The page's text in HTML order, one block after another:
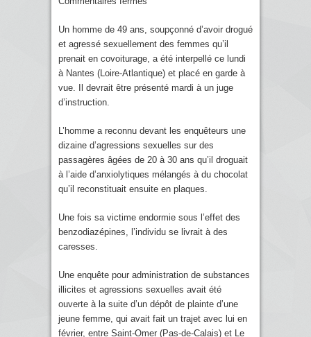
Un homme de 49 ans, soupçonné d’avoir drogué
et agressé sexuellement des femmes qu’il
prenait en covoiturage, a été interpellé ce lundi
à Nantes (Loire-Atlantique) et placé en garde à
vue. Il devrait être présenté mardi à un juge
d’instruction.
L’homme a reconnu devant les enquêteurs une
dizaine d’agressions sexuelles sur des
passagères âgées de 20 à 30 ans qu’il droguait
à l’aide d’anxiolytiques mélangés à du chocolat
qu’il reconstituait ensuite en plaques.
Une fois sa victime endormie sous l’effet des
benzodiazépines, l’individu se livrait à des
caresses.
Une enquête pour administration de substances
illicites et agressions sexuelles avait été
ouverte à la suite d’un dépôt de plainte d’une
jeune femme, qui avait fait un trajet avec lui en
février, entre Saint-Omer (Pas-de-Calais) et Le